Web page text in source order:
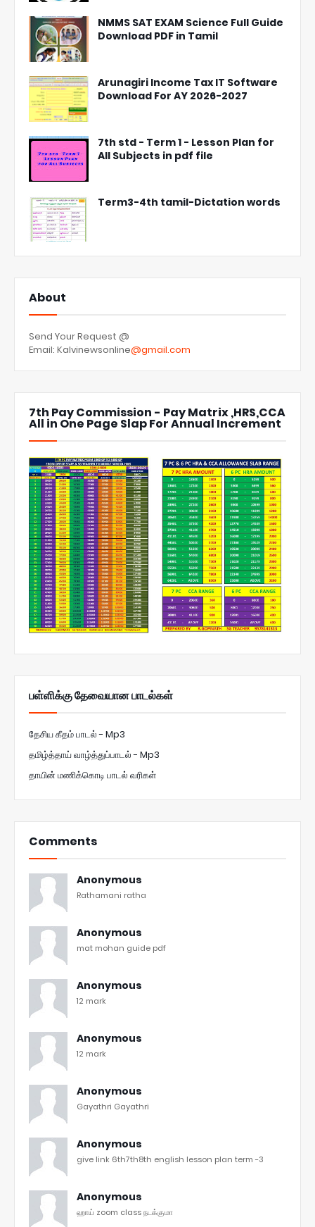
NMMS SAT EXAM Science Full Guide
Download PDF in Tamil
Arunagiri Income Tax IT Software
Download For AY 2026-2027
7th std - Term 1 - Lesson Plan for
All Subjects in pdf file
Term3-4th tamil-Dictation words
About
Send Your Request @
Email: Kalvinewsonline@gmail.com
7th Pay Commission - Pay Matrix ,HRS,CCA
All in One Page Slap For Annual Increment
பள்ளிக்கு தேவையான பாடல்கள்
தேசிய கீதம் பாடல் - Mp3
தமிழ்த்தாய் வாழ்த்துப்பாடல் - Mp3
தாயின் மணிக்கொடி பாடல் வரிகள்
Comments
Anonymous
Rathamani ratha
Anonymous
mat mohan guide pdf
Anonymous
12 mark
Anonymous
12 mark
Anonymous
Gayathri Gayathri
Anonymous
give link 6th7th8th english lesson plan term -3
Anonymous
ஹாய் zoom class நடக்குமா